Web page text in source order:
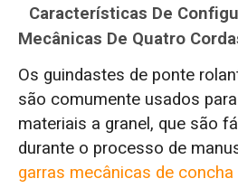
Características De
Mecânicas De Quatro
Os guindastes de ponte
são comumente usados
materiais a granel, que são
durante o processo de
garras mecânicas de